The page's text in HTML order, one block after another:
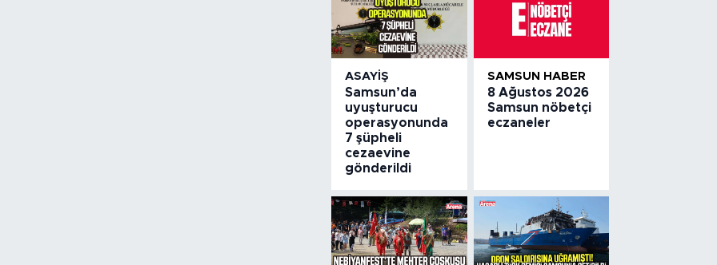
ASAYIŞ
Samsun’da
uyuşturucu
operasyonunda
7 şüpheli
cezaevine
gönderildi
SAMSUN HABER
8 Ağustos 2026
Samsun nöbetçi
eczaneler